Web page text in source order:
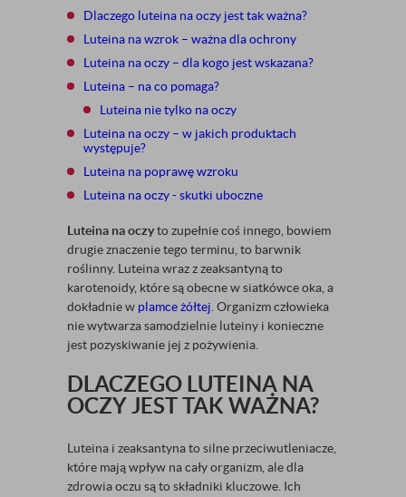
Dlaczego luteina na oczy jest tak ważna?
Luteina na wzrok – ważna dla ochrony
Luteina na oczy – dla kogo jest wskazana?
Luteina – na co pomaga?
Luteina nie tylko na oczy
Luteina na oczy – w jakich produktach
występuje?
Luteina na poprawę wzroku
Luteina na oczy - skutki uboczne
Luteina na oczyto zupełnie coś innego, bowiem
drugie znaczenie tego terminu, to barwnik
roślinny. Luteina wraz z zeaksantyną to
karotenoidy, które są obecne w siatkówce oka, a
dokładnie w plamce żółtej . Organizm człowieka
nie wytwarza samodzielnie luteiny i konieczne
jest pozyskiwanie jej z pożywienia.
DLACZEGO LUTEINA NA
OCZY JEST TAK WAŻNA?
Luteina i zeaksantyna to silne przeciwutleniacze,
które mają wpływ na cały organizm, ale dla
zdrowia oczu są to składniki kluczowe. Ich